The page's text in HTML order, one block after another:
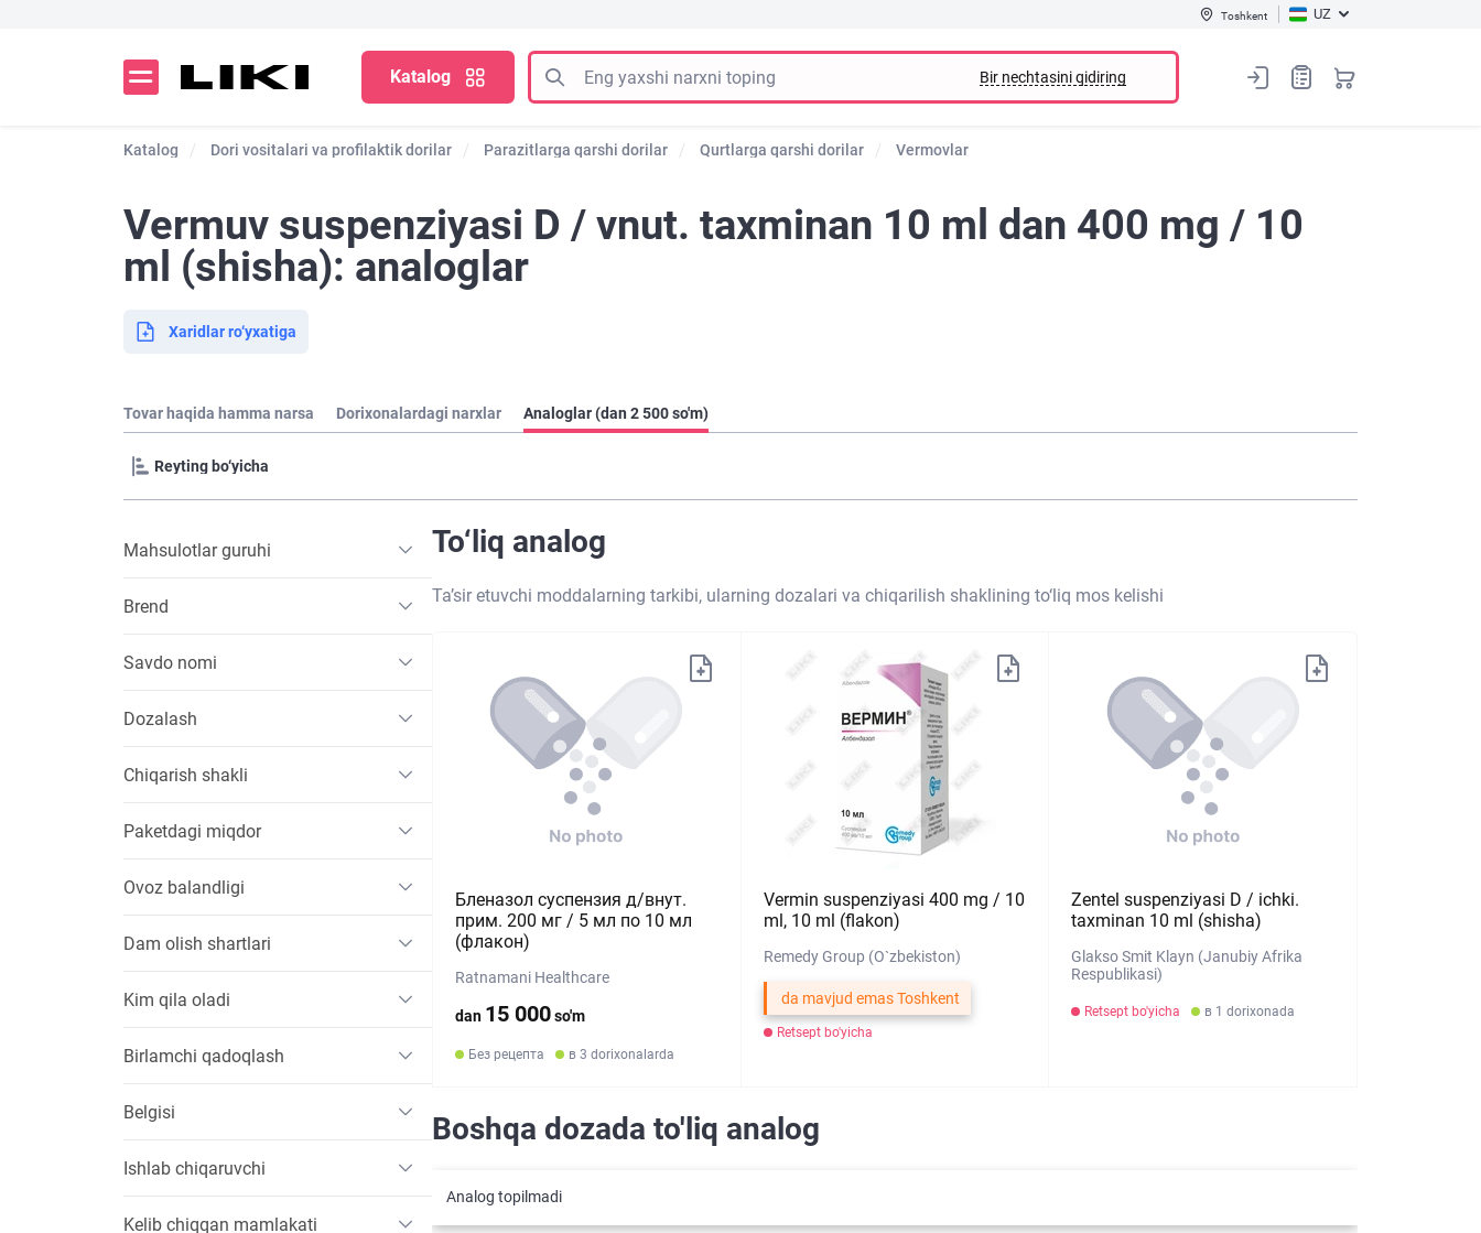
Toshkent UZ
Katalog Bir nechtasini qidiring
Katalog Dori vositalari va profilaktik dorilar Parazitlarga qarshi dorilar Qurtlarga qarshi dorilar Vermovlar
Vermuv suspenziyasi D / vnut. taxminan 10 ml dan 400 mg / 10
ml (shisha): analoglar
Xaridlar ro‘yxatiga
Tovar haqida hamma narsa Dorixonalardagi narxlar Analoglar (dan 2 500 so'm)
Mahsulotlar guruhi
Brend
Savdo nomi
Dozalash
Chiqarish shakli
Paketdagi miqdor
Ovoz balandligi
Dam olish shartlari
Kim qila oladi
Birlamchi qadoqlash
Belgisi
Ishlab chiqaruvchi
Kelib chiqqan mamlakati
To‘liq analog
Ta’sir etuvchi moddalarning tarkibi, ularning dozalari va chiqarilish shaklining to‘liq mos kelishi
Бленазол суспензия д/внут.
прим. 200 мг / 5 мл по 10 мл
(флакон)
Ratnamani Healthcare
dan 15 000so'm
Без рецепта в 3 dorixonalarda
Vermin suspenziyasi 400 mg / 10
ml, 10 ml (flakon)
Remedy Group (O`zbekiston)
da mavjud emas Toshkent
Retsept bo'yicha
Zentel suspenziyasi D / ichki.
taxminan 10 ml (shisha)
Glakso Smit Klayn (Janubiy Afrika
Respublikasi)
Retsept bo'yicha в 1 dorixonada
Boshqa dozada to'liq analog
Analog topilmadi